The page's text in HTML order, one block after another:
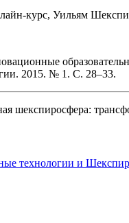
курс, Уильям
2015. № 1. С. 28–33.
шекспиросфера:
технологии и